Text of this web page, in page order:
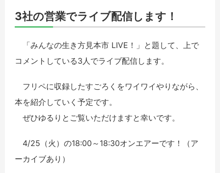
3社の営業でライブ配信します！
「みんなの生き方見本市 LIVE！」と題して、上で
コメントしている3人でライブ配信します。
フリペに収録したすごろくをワイワイやりながら、
本を紹介していく予定です。
ぜひゆるりとご覧いただけますと幸いです。
4/25（火）の18:00～18:30オンエアーです！（ア
ーカイブあり）